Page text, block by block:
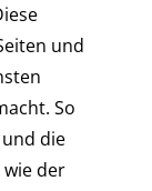
und
So
die
der